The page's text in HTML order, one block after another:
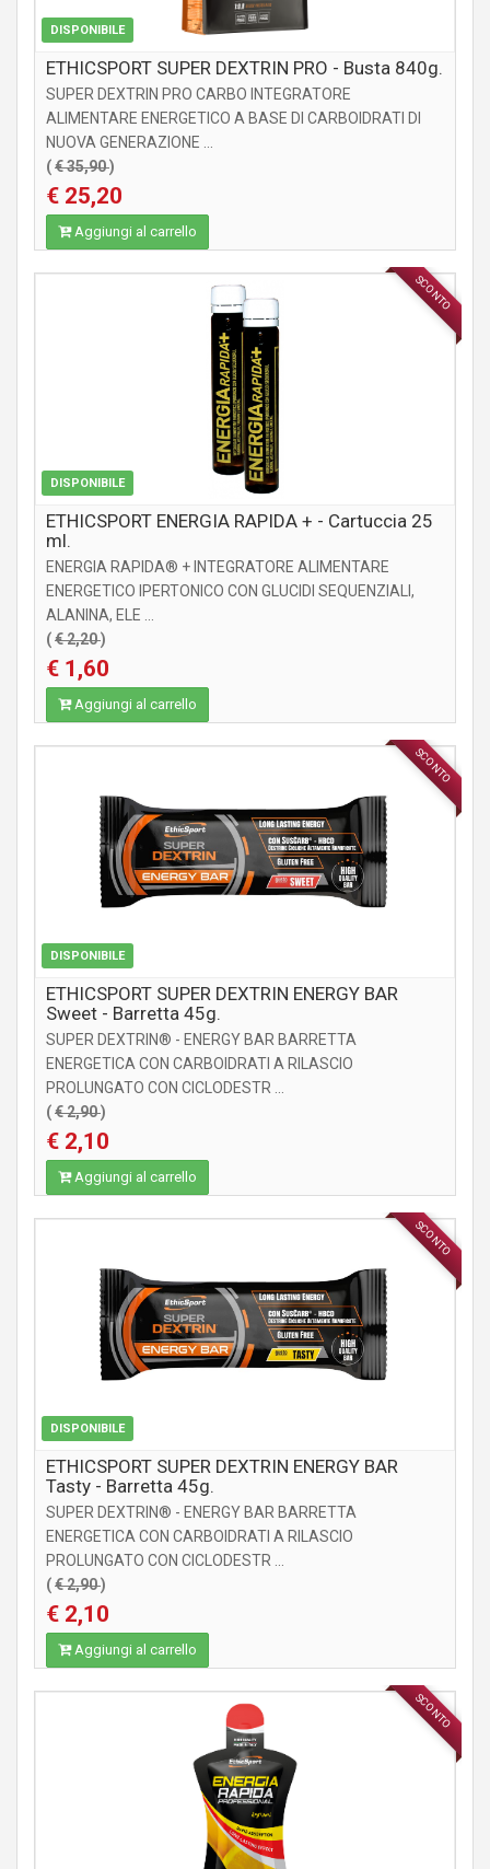
DISPONIBILE
ETHICSPORT SUPER DEXTRIN PRO - Busta 840g.
SUPER DEXTRIN PRO CARBO INTEGRATORE
ALIMENTARE ENERGETICO A BASE DI CARBOIDRATI DI
NUOVA GENERAZIONE ...
(€ 35,90)
€ 25,20
Aggiungi al carrello
SCONTO
DISPONIBILE
INTEGRATORI
ETHICSPORT ENERGIA RAPIDA + - Cartuccia 25
ml.
ENERGIA RAPIDA® + INTEGRATORE ALIMENTARE
ENERGETICO IPERTONICO CON GLUCIDI SEQUENZIALI,
ALANINA, ELE ...
(€ 2,20)
€ 1,60
Aggiungi al carrello
SCONTO
DISPONIBILE
INTEGRATORI
ETHICSPORT SUPER DEXTRIN ENERGY BAR
Sweet - Barretta 45g.
SUPER DEXTRIN® - ENERGY BAR BARRETTA
ENERGETICA CON CARBOIDRATI A RILASCIO
PROLUNGATO CON CICLODESTR ...
(€ 2,90)
€ 2,10
Aggiungi al carrello
SCONTO
DISPONIBILE
INTEGRATORI
ETHICSPORT SUPER DEXTRIN ENERGY BAR
Tasty - Barretta 45g.
SUPER DEXTRIN® - ENERGY BAR BARRETTA
ENERGETICA CON CARBOIDRATI A RILASCIO
PROLUNGATO CON CICLODESTR ...
(€ 2,90)
€ 2,10
Aggiungi al carrello
SCONTO
INTEGRATORI